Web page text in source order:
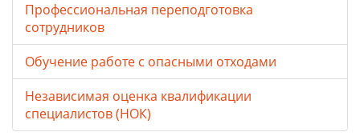
Профессиональная переподготовка
сотрудников
Обучение работе с опасными отходами
Независимая оценка квалификации
специалистов (НОК)